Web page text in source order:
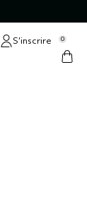
S’inscrire 0